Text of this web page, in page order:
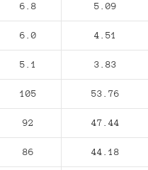
6.8 5.09
6.0 4.51
5.1 3.83
105 53.76
92 47.44
86 44.18